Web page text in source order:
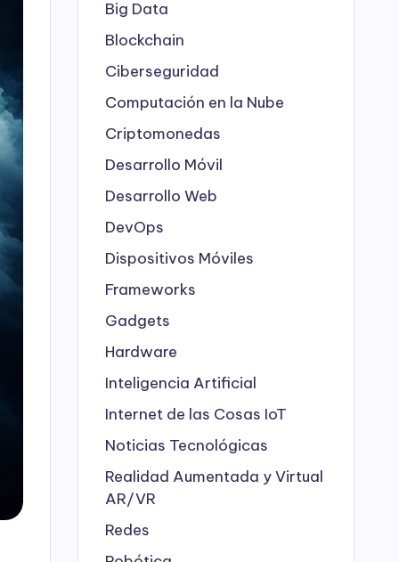
Big Data
Blockchain
Ciberseguridad
Computación en la Nube
Criptomonedas
Desarrollo Móvil
Desarrollo Web
DevOps
Dispositivos Móviles
Frameworks
Gadgets
Hardware
Inteligencia Artificial
Internet de las Cosas IoT
Noticias Tecnológicas
Realidad Aumentada y Virtual
AR/VR
Redes